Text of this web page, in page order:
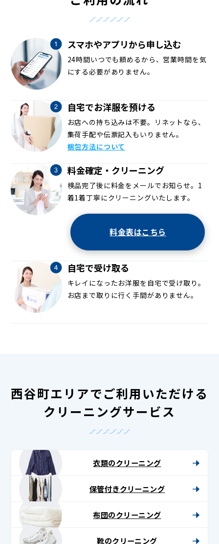
スマホやアプリから申し込む
24時間いつでも頼めるから、営業時間を気
にする必要がありません。
自宅でお洋服を預ける
お店への持ち込みは不要。リネットなら、
集荷手配や伝票記入もいりません。
梱包方法について
料金確定・クリーニング
検品完了後に料金をメールでお知らせ。1
着1着丁寧にクリーニングいたします。
料金表はこちら
自宅で受け取る
キレイになったお洋服を自宅で受け取り。
お店まで取りに行く手間がありません。
西谷町エリアでご利用いただける
クリーニングサービス
衣類のクリーニング
保管付きクリーニング
布団のクリーニング
靴のクリーニング